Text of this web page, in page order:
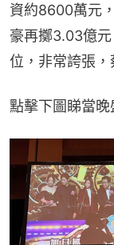
資約8600萬元
豪再擲3.03億
位，非常誇張，
點擊下圖睇當晚